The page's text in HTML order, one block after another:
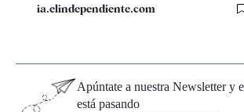
ia.elindependiente.com
Apúntate a nuestra Newsletter y
está pasando